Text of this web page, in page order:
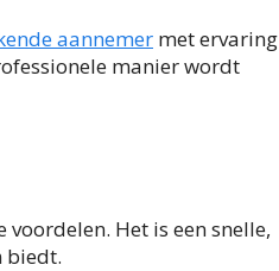
aannemer met ervaring
manier wordt
Het is een snelle,
biedt.